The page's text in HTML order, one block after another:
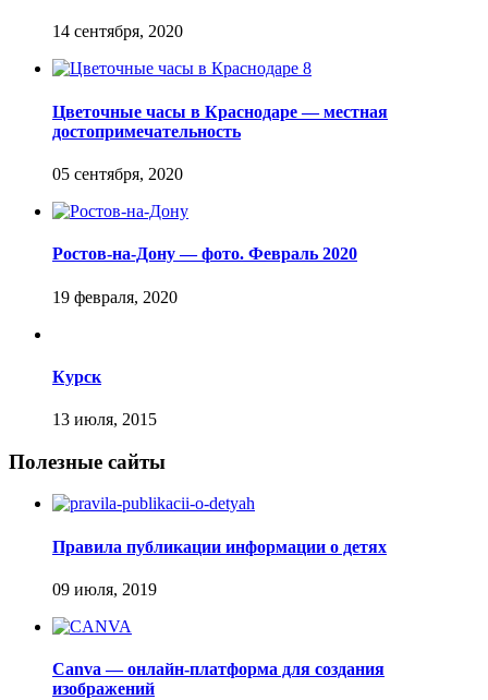
Цветочные часы в Краснодаре — местная
достопримечательность
Ростов-на-Дону — фото. Февраль 2020
Курск
Полезные сайты
Правила публикации информации о детях
Canva — онлайн-платформа для создания
изображений